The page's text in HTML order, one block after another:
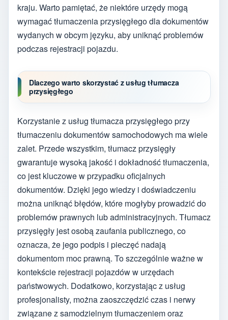
kraju. Warto pamiętać, że niektóre urzędy mogą
wymagać tłumaczenia przysięgłego dla dokumentów
wydanych w obcym języku, aby uniknąć problemów
podczas rejestracji pojazdu.
Dlaczego warto skorzystać z usług tłumacza
przysięgłego
Korzystanie z usług tłumacza przysięgłego przy
tłumaczeniu dokumentów samochodowych ma wiele
zalet. Przede wszystkim, tłumacz przysięgły
gwarantuje wysoką jakość i dokładność tłumaczenia,
co jest kluczowe w przypadku oficjalnych
dokumentów. Dzięki jego wiedzy i doświadczeniu
można uniknąć błędów, które mogłyby prowadzić do
problemów prawnych lub administracyjnych. Tłumacz
przysięgły jest osobą zaufania publicznego, co
oznacza, że jego podpis i pieczęć nadają
dokumentom moc prawną. To szczególnie ważne w
kontekście rejestracji pojazdów w urzędach
państwowych. Dodatkowo, korzystając z usług
profesjonalisty, można zaoszczędzić czas i nerwy
związane z samodzielnym tłumaczeniem oraz